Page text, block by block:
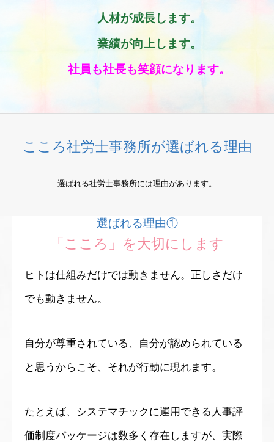
人材が成長します。
業績が向上します。
社員も社長も笑顔になります。
こころ社労士事務所が選ばれる理由
選ばれる社労士事務所には理由があります。
選ばれる理由①
「こころ」を大切にします
ヒトは仕組みだけでは動きません。正しさだけ
でも動きません。
自分が尊重されている、自分が認められている
と思うからこそ、それが行動に現れます。
たとえば、システマチックに運用できる人事評
価制度パッケージは数多く存在しますが、実際